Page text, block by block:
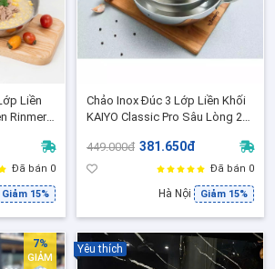
Liền
Rinmer
mọi loại
Đã bán 0
Giảm 15%
Chảo Inox Đúc 3 Lớp Liền Khối
KAIYO Classic Pro Sâu Lòng 2
mọi loại bếp
449.000đ 381.650đ
Đã bán 0
Hà Nội Giảm 15%
7%
GIẢM
Yêu thích